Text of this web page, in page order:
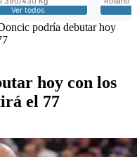
Ver todos
podría debutar hoy
hoy con los
el 77